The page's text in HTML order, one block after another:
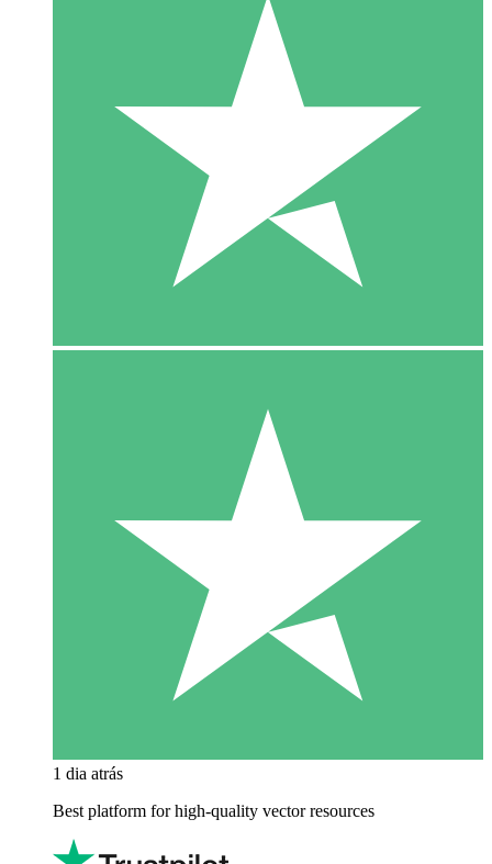
1 dia atrás
Best platform for high-quality vector resources